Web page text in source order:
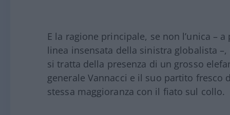
E la ragione principale, se non l’unica –
linea insensata della sinistra globalista
si tratta della presenza di un grosso
generale Vannacci e il suo partito fresco
stessa maggioranza con il fiato sul collo.